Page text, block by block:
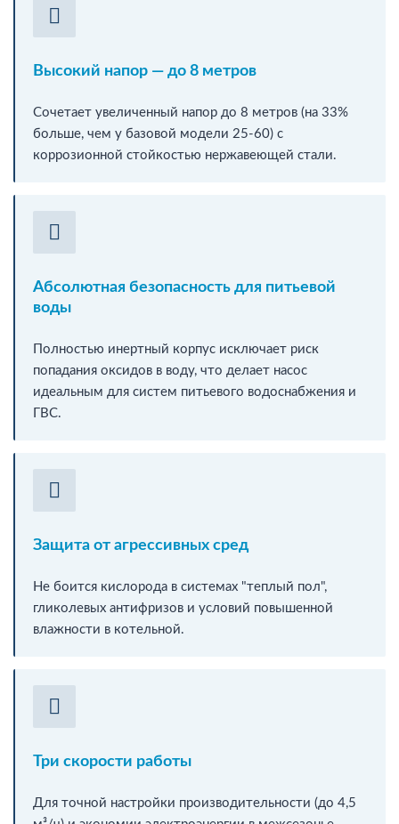
Высокий напор — до 8 метров
Сочетает увеличенный напор до 8 метров (на 33%
больше, чем у базовой модели 25-60) с
коррозионной стойкостью нержавеющей стали.
Абсолютная безопасность для питьевой
воды
Полностью инертный корпус исключает риск
попадания оксидов в воду, что делает насос
идеальным для систем питьевого водоснабжения и
ГВС.
Защита от агрессивных сред
Не боится кислорода в системах "теплый пол",
гликолевых антифризов и условий повышенной
влажности в котельной.
Три скорости работы
Для точной настройки производительности (до 4,5